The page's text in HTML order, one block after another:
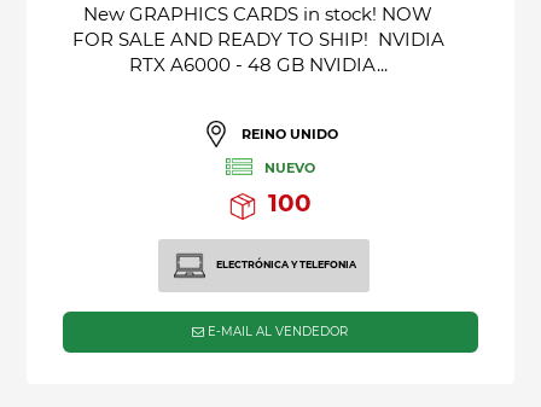
New GRAPHICS CARDS in stock! NOW
FOR SALE AND READY TO SHIP! NVIDIA
RTX A6000 - 48 GB NVIDIA...
REINO UNIDO
NUEVO
100
ELECTRÓNICA Y TELEFONIA
E-MAIL AL VENDEDOR